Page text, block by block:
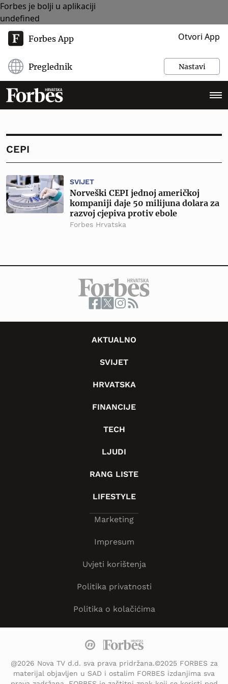
Forbes je bolji u aplikaciji
undefined
Forbes App Otvori App
Preglednik Nastavi
CEPI
SVIJET
Norveški CEPI jednoj američkoj
kompaniji daje 50 milijuna dolara za
razvoj cjepiva protiv ebole
Forbes Hrvatska
AKTUALNO
SVIJET
HRVATSKA
FINANCIJE
TECH
LJUDI
RANG LISTE
LIFESTYLE
Marketing
Impresum
Uvjeti korištenja
Politika privatnosti
Politika o kolačićima
@2026 Nova TV d.d. sva prava pridržana.©2025 FORBES za
materijal objavljen u SAD i ostalim FORBES izdanjima sva